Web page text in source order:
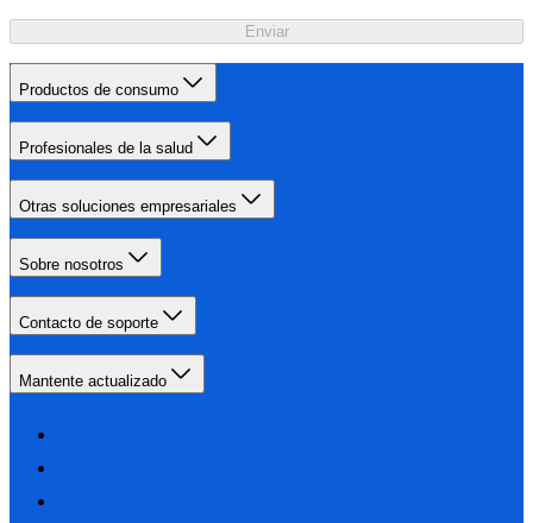
Enviar
Productos de consumo
Profesionales de la salud
Otras soluciones empresariales
Sobre nosotros
Contacto de soporte
Mantente actualizado